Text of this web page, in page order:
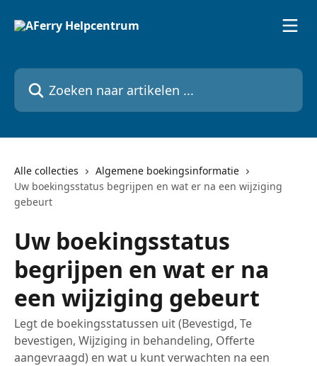
Zoeken naar artikelen ...
Alle collecties
Algemene boekingsinformatie
Uw boekingsstatus begrijpen en wat er na een wijziging
gebeurt
Uw boekingsstatus
begrijpen en wat er na
een wijziging gebeurt
Legt de boekingsstatussen uit (Bevestigd, Te
bevestigen, Wijziging in behandeling, Offerte
aangevraagd) en wat u kunt verwachten na een